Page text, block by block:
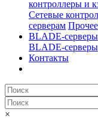
контроллеры и
Сетевые
серверам Прочее
BLADE-серверы
BLADE-серверы
Контакты
×